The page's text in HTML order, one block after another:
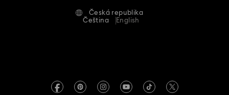
Česká republika
Čeština
English